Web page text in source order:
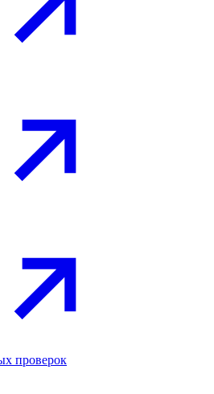
проверок